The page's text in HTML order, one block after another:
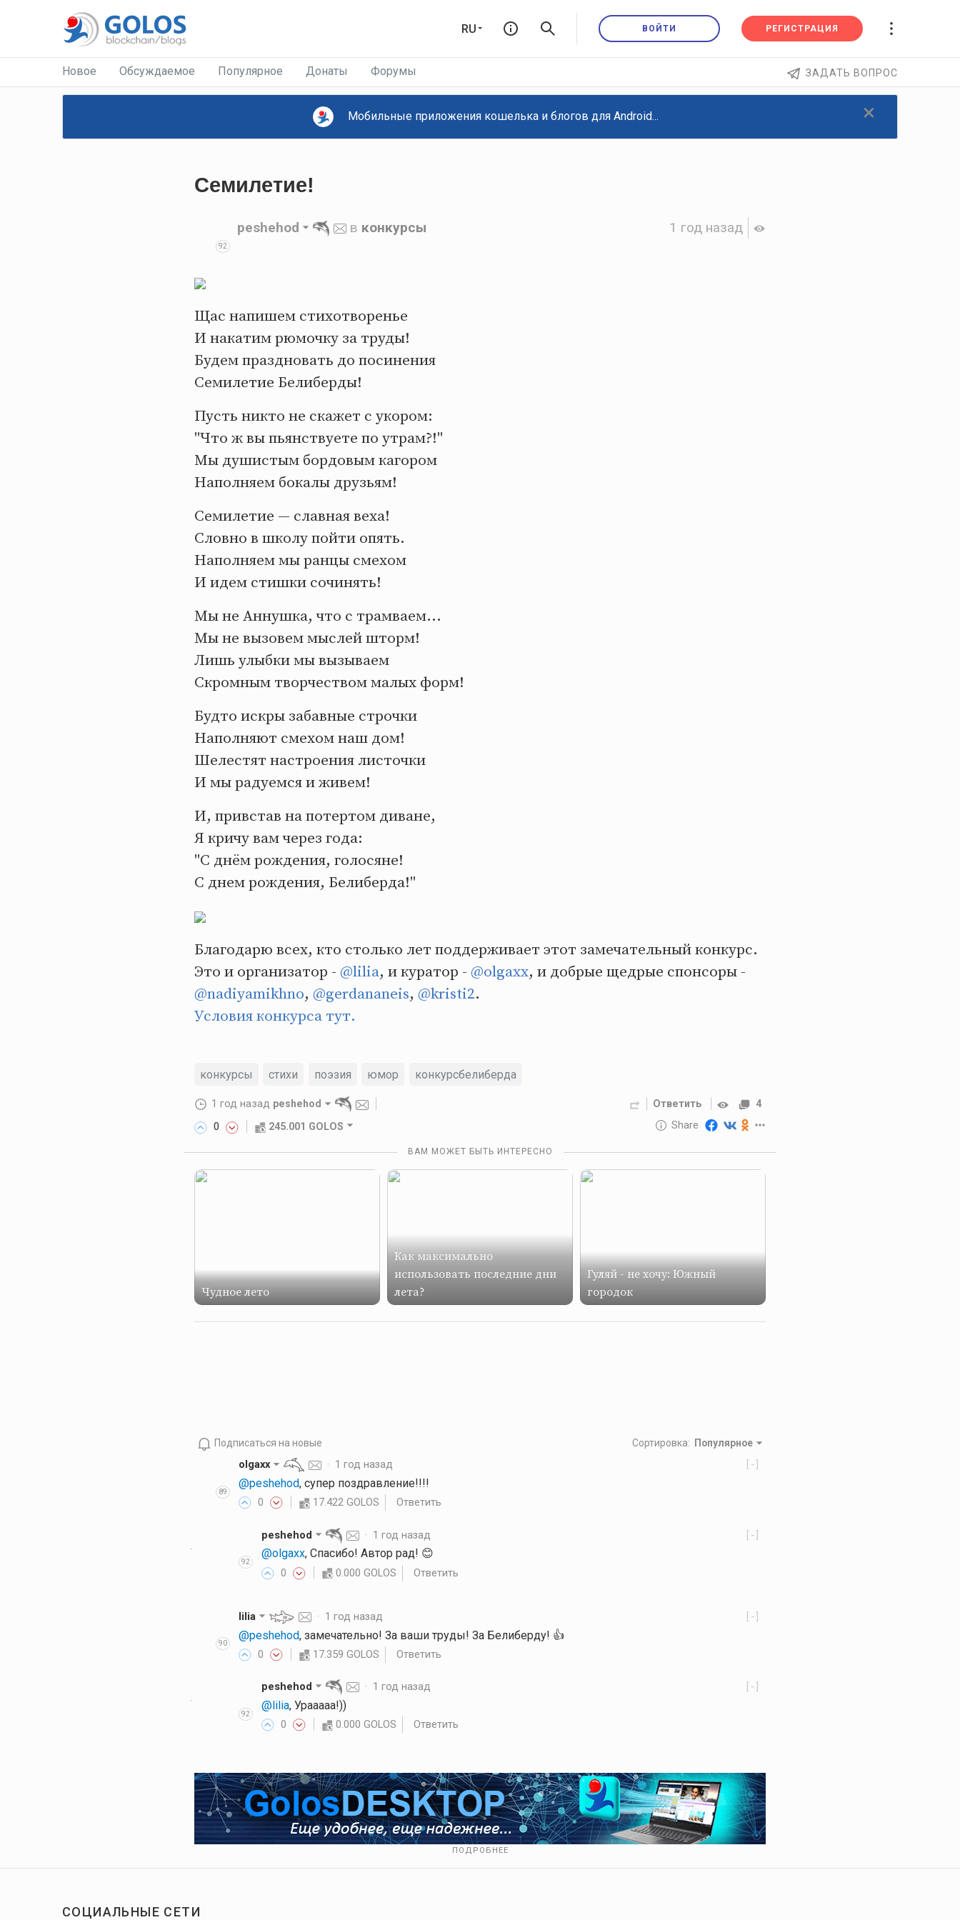
RU ВОЙТИ РЕГИСТРАЦИЯ
ЗАДАТЬ ВОПРОС
Новое Обсуждаемое Популярное Донаты Форумы
×
Мобильные приложения кошелька и блогов для Android...
Семилетие!
1 год назад
92
peshehod в конкурсы
Щас напишем стихотворенье
И накатим рюмочку за труды!
Будем праздновать до посинения
Семилетие Белиберды!
Пусть никто не скажет с укором:
"Что ж вы пьянствуете по утрам?!"
Мы душистым бордовым кагором
Наполняем бокалы друзьям!
Семилетие — славная веха!
Словно в школу пойти опять.
Наполняем мы ранцы смехом
И идем стишки сочинять!
Мы не Аннушка, что с трамваем...
Мы не вызовем мыслей шторм!
Лишь улыбки мы вызываем
Скромным творчеством малых форм!
Будто искры забавные строчки
Наполняют смехом наш дом!
Шелестят настроения листочки
И мы радуемся и живем!
И, привстав на потертом диване,
Я кричу вам через года:
"С днём рождения, голосяне!
С днем рождения, Белиберда!"
Благодарю всех, кто столько лет поддерживает этот замечательный конкурс.
Это и организатор - @lilia, и куратор - @olgaxx, и добрые щедрые спонсоры -
@nadiyamikhno, @gerdananeis, @kristi2.
Условия конкурса тут.
конкурсы стихи поэзия юмор конкурсбелиберда
1 год назад peshehod
0 245.001 GOLOS
Ответить 4
Share
Reward
10 GOLOS
ВАМ МОЖЕТ БЫТЬ ИНТЕРЕСНО
Чудное лето
Как максимально
использовать последние дни
лета?
Гуляй - не хочу: Южный
городок
Подписаться на новые Сортировка: Популярное
89
[-]
olgaxx · 1 год назад
@peshehod, супер поздравление!!!!
0 17.422 GOLOS Ответить
·
92
[-]
peshehod · 1 год назад
@olgaxx, Спасибо! Автор рад! 😊
0 0.000 GOLOS Ответить
90
[-]
lilia · 1 год назад
@peshehod, замечательно! За ваши труды! За Белиберду! 👍️
0 17.359 GOLOS Ответить
·
92
[-]
peshehod · 1 год назад
@lilia, Урааааа!))
0 0.000 GOLOS Ответить
ПОДРОБНЕЕ
СОЦИАЛЬНЫЕ СЕТИ